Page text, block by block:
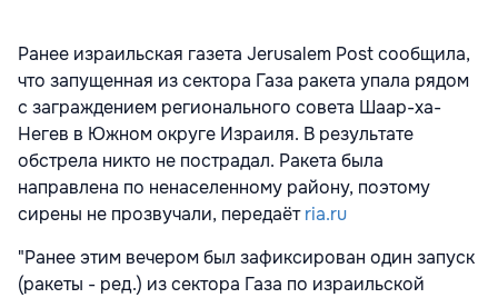
Ранее израильская газета Jerusalem Postсообщила,
что запущенная из сектора Газа ракета упала рядом
с заграждением регионального совета Шаар-ха-
Негев в Южном округе Израиля. В результате
обстрела никто не пострадал. Ракета была
направлена по ненаселенному району, поэтому
сирены не прозвучали, передаётria.ru
"Ранее этим вечером был зафиксирован один запуск
(ракеты - ред.) из сектора Газа по израильской